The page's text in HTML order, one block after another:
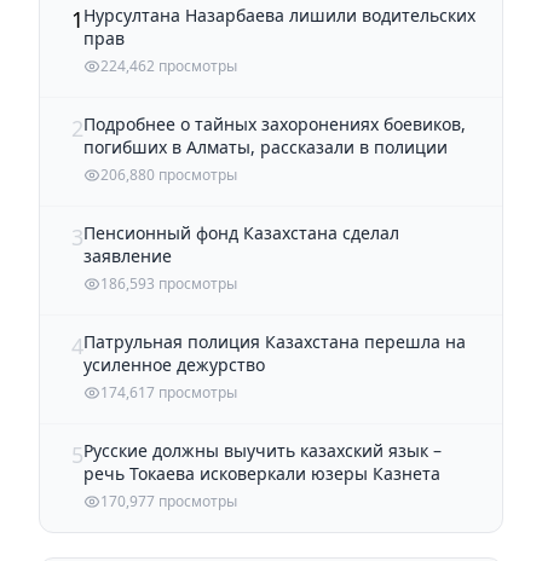
1 Нурсултана Назарбаева лишили водительских
прав
224,462 просмотры
2Подробнее о тайных захоронениях боевиков,
погибших в Алматы, рассказали в полиции
206,880 просмотры
3Пенсионный фонд Казахстана сделал
заявление
186,593 просмотры
4Патрульная полиция Казахстана перешла на
усиленное дежурство
174,617 просмотры
5Русские должны выучить казахский язык –
речь Токаева исковеркали юзеры Казнета
170,977 просмотры